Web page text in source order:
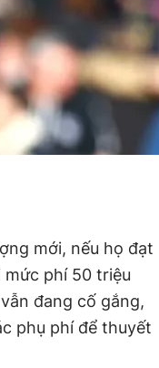
mới, nếu họ đạt
phí 50 triệu
đang cố gắng,
phụ phí để thuyết